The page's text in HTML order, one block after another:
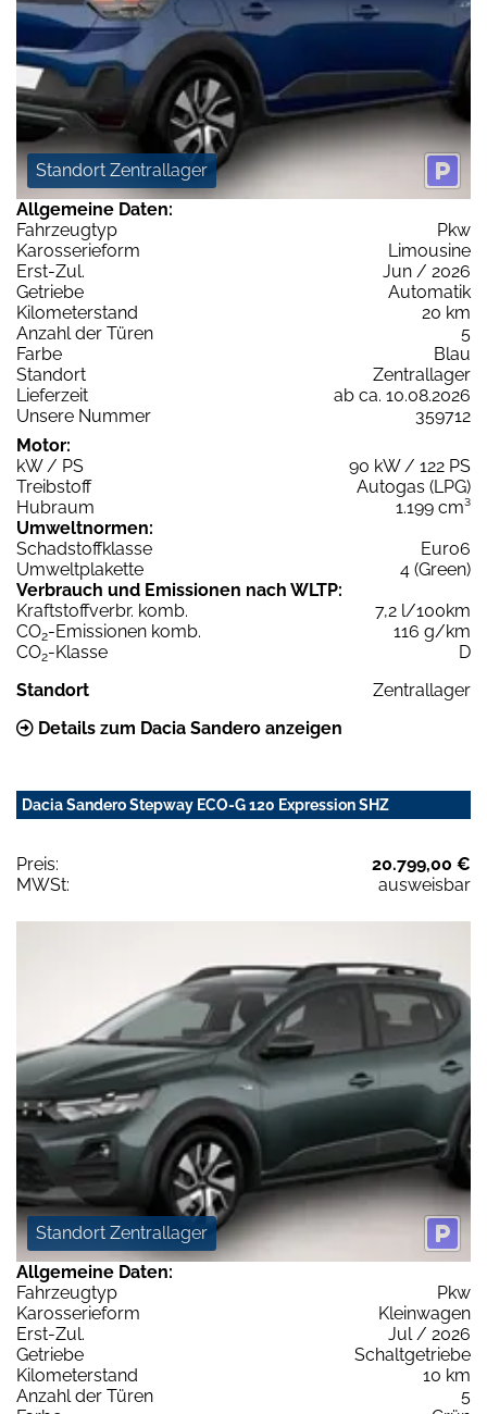
Standort Zentrallager
Allgemeine Daten:
Fahrzeugtyp
Pkw
Karosserieform
Limousine
Erst-Zul.
Jun / 2026
Getriebe
Automatik
Kilometerstand
20 km
Anzahl der Türen
5
Farbe
Blau
Standort
Zentrallager
Lieferzeit
ab ca. 10.08.2026
Unsere Nummer
359712
Motor:
kW / PS
90 kW / 122 PS
Treibstoff
Autogas (LPG)
Hubraum
1.199 cm³
Umweltnormen:
Schadstoffklasse
Euro6
Umweltplakette
4 (Green)
Verbrauch und Emissionen nach WLTP:
Kraftstoffverbr. komb.
7,2 l/100km
CO2-Emissionen komb.
116 g/km
CO2-Klasse
D
Standort
Zentrallager
Details zum Dacia Sandero anzeigen
Dacia Sandero Stepway ECO-G 120 Expression SHZ
Preis:
20.799,00 €
MWSt:
ausweisbar
Standort Zentrallager
Allgemeine Daten:
Fahrzeugtyp
Pkw
Karosserieform
Kleinwagen
Erst-Zul.
Jul / 2026
Getriebe
Schaltgetriebe
Kilometerstand
10 km
Anzahl der Türen
5